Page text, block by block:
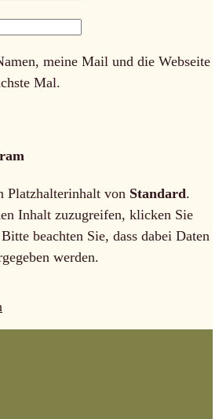
meine Mail und die Webseite
Mal.
Platzhalterinhalt von Standard.
Inhalt zuzugreifen, klicken Sie
beachten Sie, dass dabei Daten
werden.